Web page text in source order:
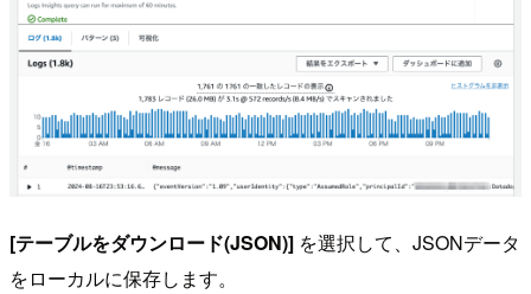
[テーブルをダウンロード(JSON)] を選択して、JSONデータ
をローカルに保存します。